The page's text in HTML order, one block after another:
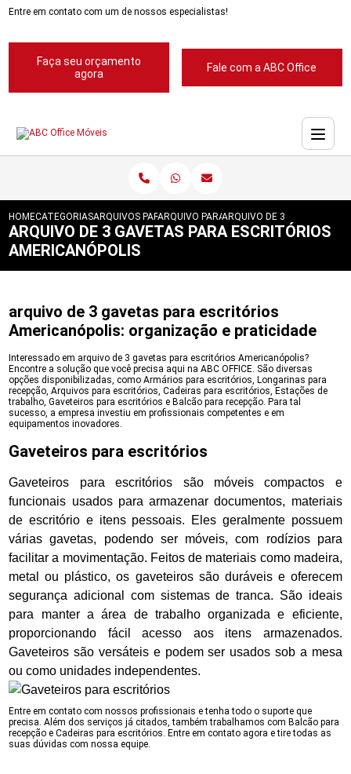
Entre em contato com um de nossos especialistas!
Faça seu orçamento
agora
Fale com a ABC Office
HOMECATEGORIASARQUIVOS PARA ESCRITORIOS
ARQUIVO PARA ESCRITORIOS PASTA
ARQUIVO DE 3 GAVETAS
ARQUIVO DE 3 GAVETAS PARA ESCRITÓRIOS
AMERICANÓPOLIS
arquivo de 3 gavetas para escritórios
Americanópolis: organização e praticidade
Interessado em arquivo de 3 gavetas para escritórios Americanópolis?
Encontre a solução que você precisa aqui na ABC OFFICE. São diversas
opções disponibilizadas, como Armários para escritórios, Longarinas para
recepção, Arquivos para escritórios, Cadeiras para escritórios, Estações de
trabalho, Gaveteiros para escritórios e Balcão para recepção. Para tal
sucesso, a empresa investiu em profissionais competentes e em
equipamentos inovadores.
Gaveteiros para escritórios
Gaveteiros para escritórios são móveis compactos e
funcionais usados para armazenar documentos, materiais
de escritório e itens pessoais. Eles geralmente possuem
várias gavetas, podendo ser móveis, com rodízios para
facilitar a movimentação. Feitos de materiais como madeira,
metal ou plástico, os gaveteiros são duráveis e oferecem
segurança adicional com sistemas de tranca. São ideais
para manter a área de trabalho organizada e eficiente,
proporcionando fácil acesso aos itens armazenados.
Gaveteiros são versáteis e podem ser usados sob a mesa
ou como unidades independentes.
Entre em contato com nossos profissionais e tenha todo o suporte que
precisa. Além dos serviços já citados, também trabalhamos com Balcão para
recepção e Cadeiras para escritórios. Entre em contato agora e tire todas as
suas dúvidas com nossa equipe.